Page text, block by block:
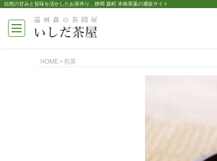
自然の甘みと旨味を活かしたお茶作り、静岡 森町 本格茶葉の通販サイト
HOME 煎茶